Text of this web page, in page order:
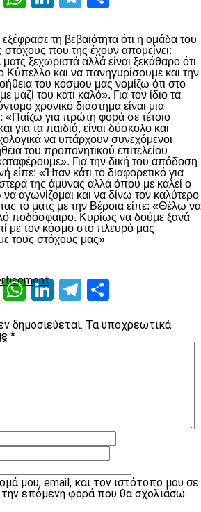
τη βεβαιότητα ότι η ομάδα του
στόχους που της έχουν απομείνει:
ξεχωριστά αλλά είναι ξεκάθαρο ότι
Κύπελλο και να πανηγυρίσουμε και την
του κόσμου μας νομίζω ότι στο
μαζί του κάτι καλό». Για τον ίδιο τα
χρονικό διάστημα είναι μια
για πρώτη φορά σε τέτοιο
για τα παιδιά, είναι δύσκολο και
να υπάρχουν συνεχόμενοι
του προπονητικού επιτελείου
Για την δική του απόδοση
είπε: «Ήταν κάτι το διαφορετικό για
της άμυνας αλλά όπου με καλεί ο
αγωνίζομαι και να δίνω τον καλύτερο
το ματς με την Βέροια είπε: «Θέλω να
ποδόσφαιρο. Κυρίως να δούμε ξανά
με τον κόσμο στο πλευρό μας
τους στόχους μας»
WhatsApp
LinkedIn
Telegram
δημοσιεύεται. Τα υποχρεωτικά
*
μου, email, και τον ιστότοπο μου σε
επόμενη φορά που θα σχολιάσω.